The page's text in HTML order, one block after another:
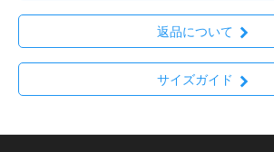
返品について
サイズガイド